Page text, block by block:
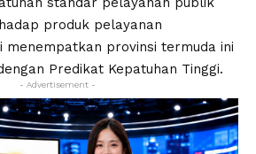
produk pelayanan
menempatkan provinsi termuda ini
Predikat Kepatuhan Tinggi.
- Advertisement -